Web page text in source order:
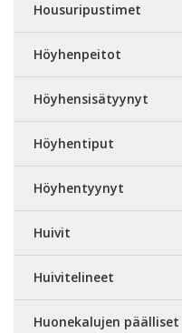
Housuripustimet
Höyhenpeitot
Höyhensisätyynyt
Höyhentiput
Höyhentyynyt
Huivit
Huivitelineet
Huonekalujen päälliset